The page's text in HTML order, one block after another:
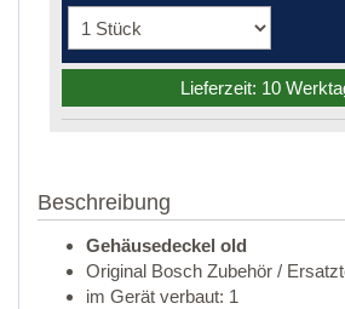
Lieferzeit: 10
Beschreibung
Gehäusedeckel old
Original Bosch Zubehör /
im Gerät verbaut: 1